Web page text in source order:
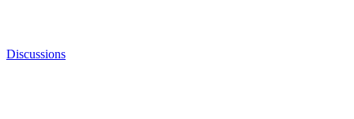
Discussions